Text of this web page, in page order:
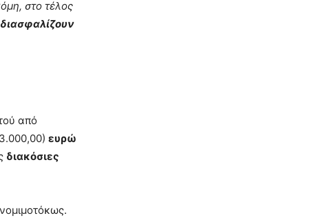
στο τέλος
διασφαλίζουν
από
ευρώ
διακόσιες